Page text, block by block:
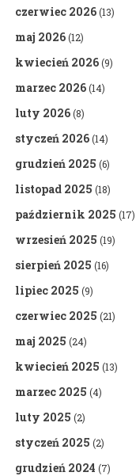
czerwiec 2026(13)
maj 2026(12)
kwiecień 2026(9)
marzec 2026(14)
luty 2026(8)
styczeń 2026(14)
grudzień 2025 (6)
listopad 2025 (18)
październik 2025 (17)
wrzesień 2025 (19)
sierpień 2025 (16)
lipiec 2025 (9)
czerwiec 2025 (21)
maj 2025 (24)
kwiecień 2025 (13)
marzec 2025 (4)
luty 2025 (2)
styczeń 2025 (2)
grudzień 2024 (7)